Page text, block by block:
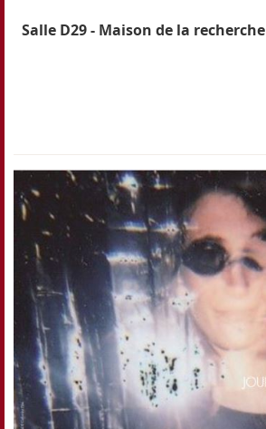
Salle D29 - Maison de la recherche